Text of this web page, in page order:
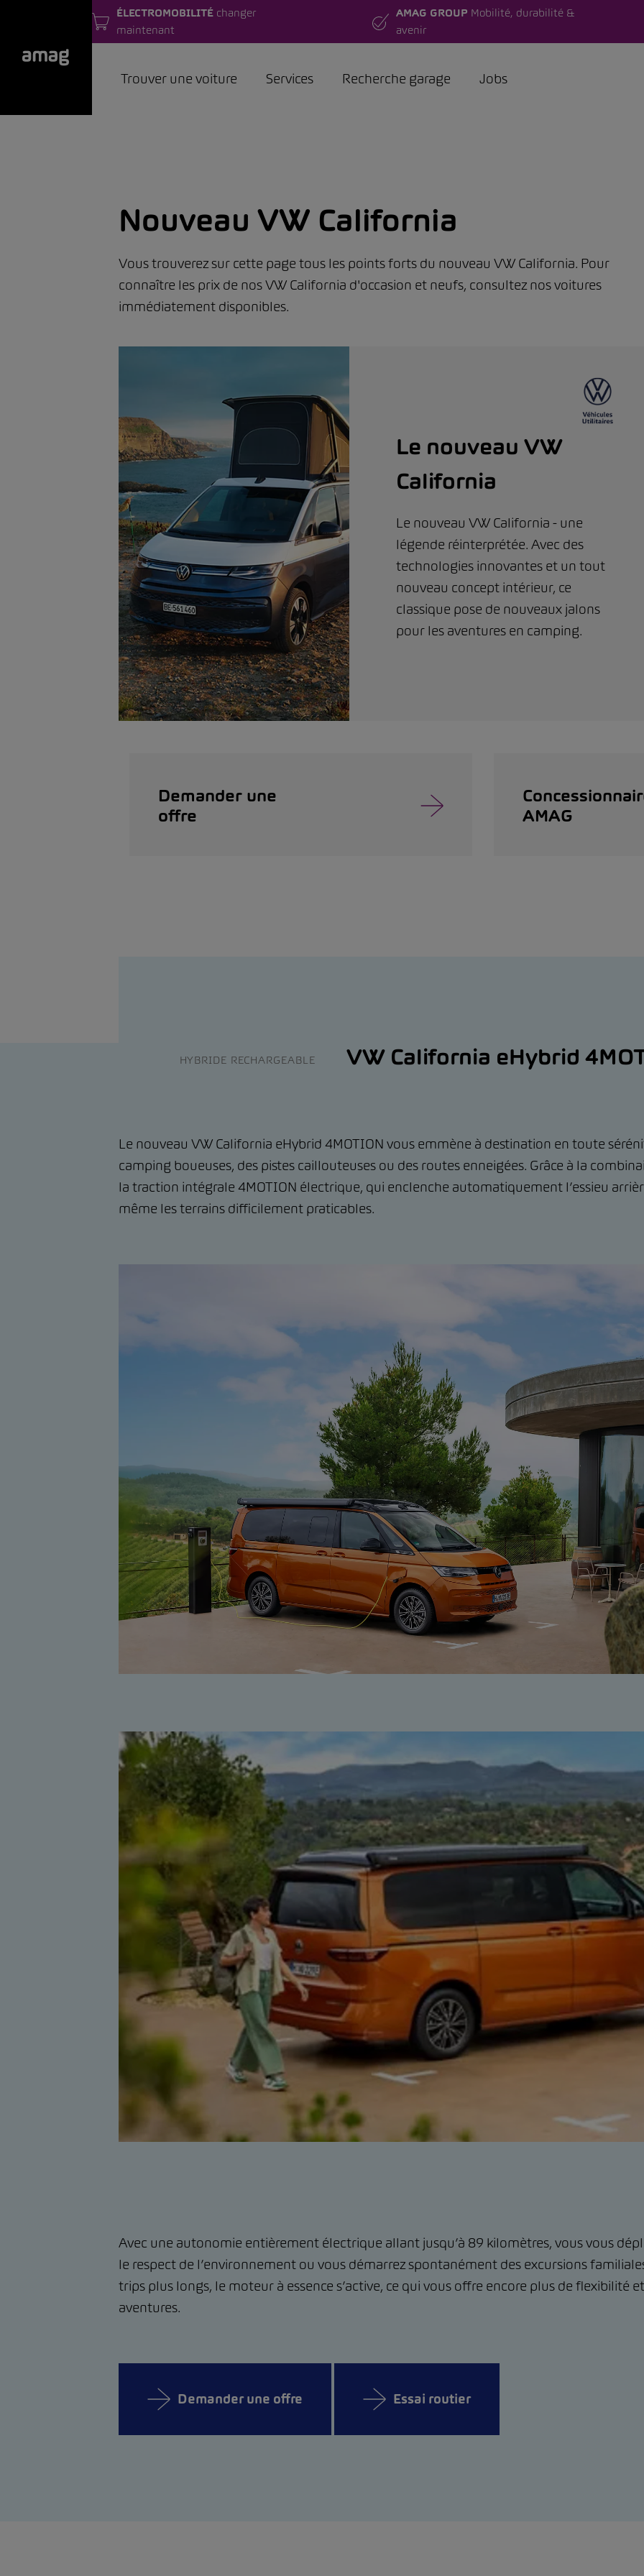
ÉLECTROMOBILITÉ changer
maintenant
AMAG GROUP Mobilité, durabilité &
avenir
Trouver une voiture Services Recherche garage Jobs
Nouveau VW California
Vous trouverez sur cette page tous les points forts du nouveau VW California. Pour
connaître les prix de nos VW California d'occasion et neufs, consultez nos voitures
immédiatement disponibles.
Le nouveau VW
California
Le nouveau VW California - une
légende réinterprétée. Avec des
technologies innovantes et un tout
nouveau concept intérieur, ce
classique pose de nouveaux jalons
pour les aventures en camping.
Demander une
offre
AMAG
HYBRIDE RECHARGEABLE VW California eHybrid
Le nouveau VW California eHybrid 4MOTION vous emmène à destination en toute
camping boueuses, des pistes caillouteuses ou des routes enneigées. Grâce à la
la traction intégrale 4MOTION électrique, qui enclenche automatiquement l’essieu
même les terrains difficilement praticables.
Avec une autonomie entièrement électrique allant jusqu’à 89 kilomètres, vous vous
le respect de l’environnement ou vous démarrez spontanément des excursions
trips plus longs, le moteur à essence s’active, ce qui vous offre encore plus de flexibilité
aventures.
Demander une offre Essai routier